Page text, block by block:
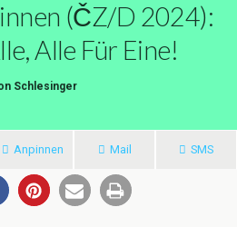
(ČZ/D 2024):
Alle Für Eine!
Schlesinger
Anpinnen Mail SMS